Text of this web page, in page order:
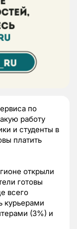
по
работу
и студенты в
платить
открыли
готовы
всего
курьерами
(3%) и